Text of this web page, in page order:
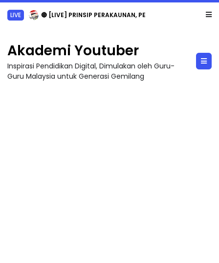
LIVE 🔴 [LIVE] PRINSIP PERAKAUNAN, PECUT SKOR SOALAN 1 TRIAL OLEH CIKGU WAN...
Akademi Youtuber
Inspirasi Pendidikan Digital, Dimulakan oleh Guru-
Guru Malaysia untuk Generasi Gemilang